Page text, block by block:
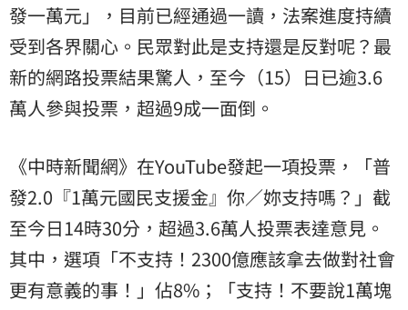
發一萬元」，目前已經通過一讀，法案進度持續
受到各界關心。民眾對此是支持還是反對呢？最
新的網路投票結果驚人，至今（15）日已逾3.6
萬人參與投票，超過9成一面倒。
《中時新聞網》在YouTube發起一項投票，「普
發2.0『1萬元國民支援金』你／妳支持嗎？」截
至今日14時30分，超過3.6萬人投票表達意見。
其中，選項「不支持！2300億應該拿去做對社會
更有意義的事！」佔8%；「支持！不要說1萬塊